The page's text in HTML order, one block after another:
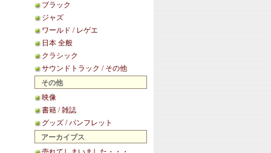
ブラック
ジャズ
ワールド / レゲエ
日本 全般
クラシック
サウンドトラック / その他
その他
映像
書籍 / 雑誌
グッズ / パンフレット
アーカイブス